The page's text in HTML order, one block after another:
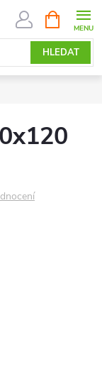
HLEDAT
NÁKUPNÍ
KOŠÍK